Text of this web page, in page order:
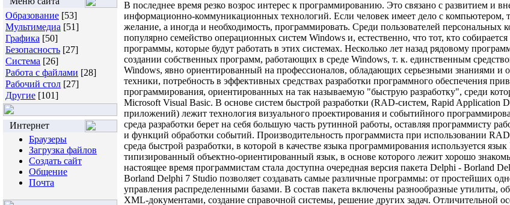
Образование [53]
Мультимедиа [51]
Графика [50]
Безопасность [27]
Система [26]
Работа с файлами [28]
Рабочий стол [27]
Другие [101]
Интернет
Браузеры
Загрузка файлов
Создать сайт
Общение
Почта
В последнее время резко возрос интерес к программированию. Это связано с развитием и
информационно-коммуникационных технологий. Если человек имеет дело с компьютером,
желание, а иногда и необходимость, программировать. Среди пользователей персональных
популярно семейство операционных систем Windows и, естественно, что тот, кто
программы, которые будут работать в этих системах. Несколько лет назад рядовому
создании собственных программ, работающих в среде Windows, т. к. единственным
Windows, явно ориентированный на профессионалов, обладающих серьезными знаниями и
техники, потребность в эффективных средствах разработки программного обеспечения
программирования, ориентированных на так называемую "быструю разработку", среди
Microsoft Visual Basic. В основе систем быстрой разработки (RAD-систем, Rapid Application
приложений) лежит технология визуального проектирования и событийного
среда разработки берет на себя большую часть рутинной работы, оставляя программисту
и функций обработки событий. Производительность программиста при использовании
среда быстрой разработки, в которой в качестве языка программирования используется
типизированный объектно-ориентированный язык, в основе которого лежит хорошо
настоящее время программистам стала доступна очередная версия пакета Delphi - Borland
Borland Delphi 7 Studio позволяет создавать самые различные программы: от простейших
управления распределенными базами. В состав пакета включены разнообразные утилиты,
XML-документами, создание справочной системы, решение других задач. Отличительной